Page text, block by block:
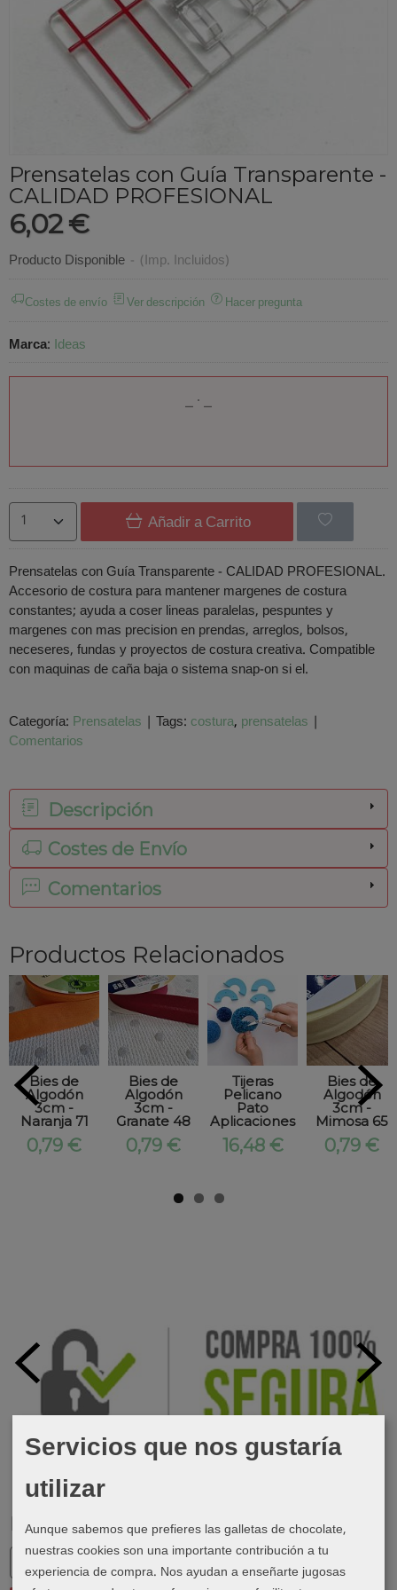
Marcas
Prensatelas con Guía Transparente -
CALIDAD PROFESIONAL
6,02 €
Producto Disponible - (Imp. Incluidos)
Costes de envío Ver descripción Hacer pregunta
Marca: Ideas
Añadir a Carrito
Prensatelas con Guía Transparente - CALIDAD PROFESIONAL.
Accesorio de costura para mantener margenes de costura
constantes; ayuda a coser lineas paralelas, pespuntes y
margenes con mas precision en prendas, arreglos, bolsos,
neceseres, fundas y proyectos de costura creativa. Compatible
con maquinas de caña baja o sistema snap-on si el.
Categoría: Prensatelas | Tags: costura prensatelas |
Comentarios
Descripción
Costes de Envío
Comentarios
Productos Relacionados
Bies de
Algodón
3cm -
Naranja 71
0,79 €
Bies de
Algodón
3cm -
Granate 48
0,79 €
Tijeras
Pelicano
Pato
Aplicaciones
16,48 €
Bies de
Algodón
3cm -
Mimosa 65
0,79 €
Servicios que nos gustaría
utilizar
Aunque sabemos que prefieres las galletas de chocolate,
nuestras cookies son una importante contribución a tu
experiencia de compra. Nos ayudan a enseñarte jugosas